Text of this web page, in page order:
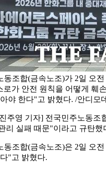
동조합(금속노조)가 2일 오
로가 안전 원칙을 어떻게 훼
야 한다"고 밝혔다. /안디모
주영 기자] 전국민주노동
리 실패 때문"이라고 규탄했
동조합(금속노조)은 2일 오
"고 밝혔다.